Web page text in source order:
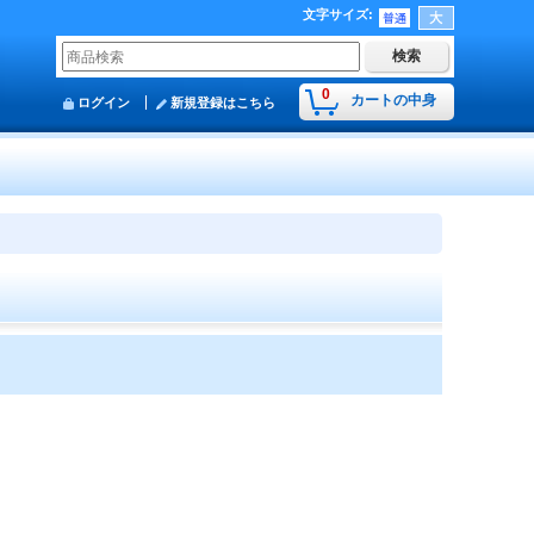
文字サイズ:
0 カートの中身
ログイン 新規登録はこちら